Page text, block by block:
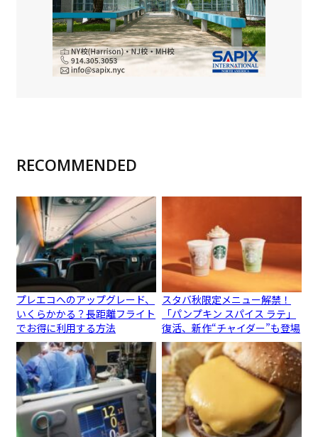
RECOMMENDED
プレエコへのアップグレード、
いくらかかる？長距離フライト
でお得に利用する方法
スタバ秋限定メニュー解禁！
「パンプキン スパイス ラテ」
復活、新作“チャイダー”も登場